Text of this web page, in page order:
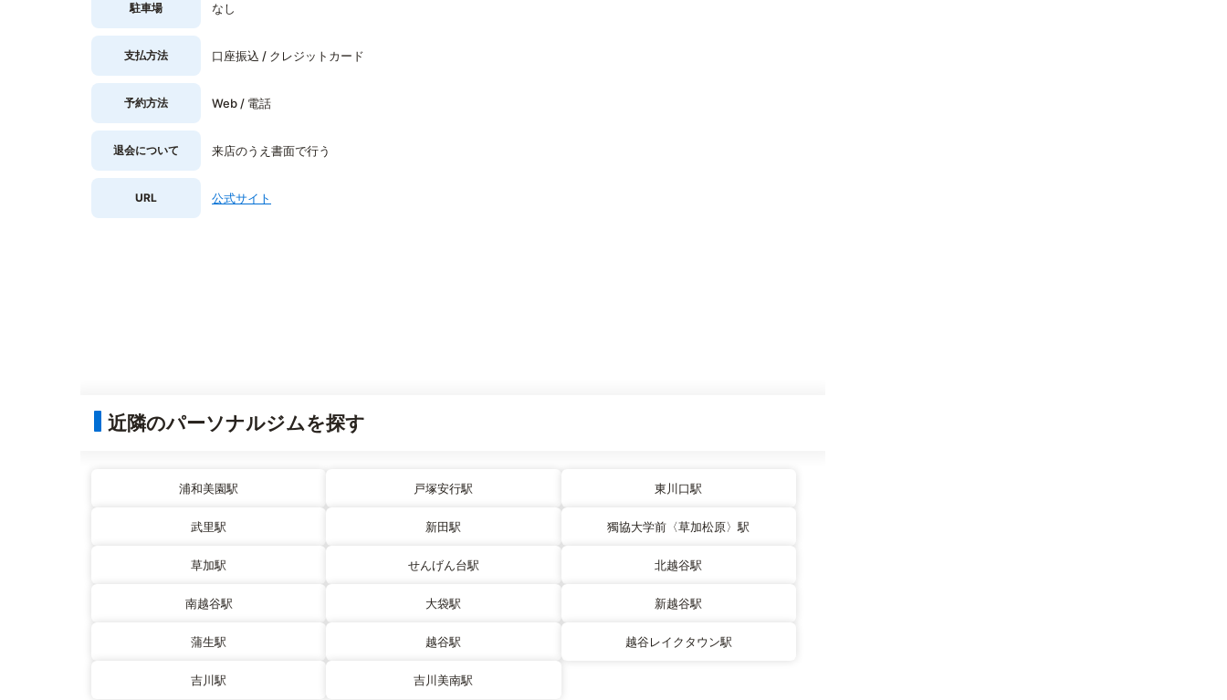
駐車場 なし
支払方法 口座振込 / クレジットカード
予約方法 Web / 電話
退会について 来店のうえ書面で行う
URL 公式サイト
近隣のパーソナルジムを探す
浦和美園駅 戸塚安行駅 東川口駅
武里駅 新田駅 獨協大学前〈草加松原〉駅
草加駅 せんげん台駅 北越谷駅
南越谷駅 大袋駅 新越谷駅
蒲生駅 越谷駅 越谷レイクタウン駅
吉川駅 吉川美南駅